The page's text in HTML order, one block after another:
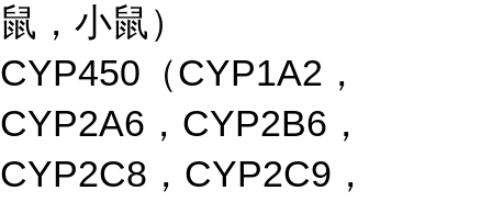
鼠，小鼠）
CYP450（CYP1A2，
CYP2A6，CYP2B6，
CYP2C8，CYP2C9，